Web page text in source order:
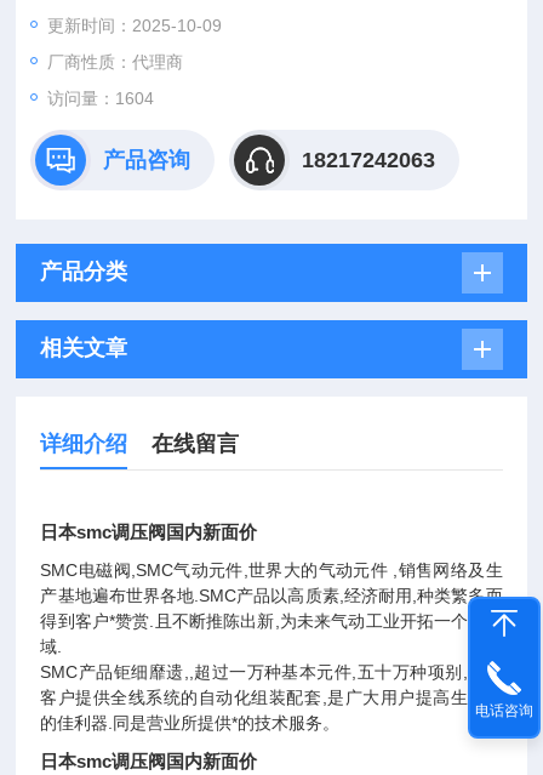
更新时间：2025-10-09
厂商性质：代理商
访问量：1604
产品咨询 18217242063
产品分类
相关文章
详细介绍 在线留言
日本smc调压阀国内新面价
SMC电磁阀,SMC气动元件,世界大的气动元件 ,销售网络及生
产基地遍布世界各地.SMC产品以高质素,经济耐用,种类繁多而
得到客户*赞赏.且不断推陈出新,为未来气动工业开拓一个新领
域.
SMC产品钜细靡遗,,超过一万种基本元件,五十万种项别,能为
客户提供全线系统的自动化组装配套,是广大用户提高生产力
的佳利器.同是营业所提供*的技术服务。
日本smc调压阀国内新面价
电话咨询